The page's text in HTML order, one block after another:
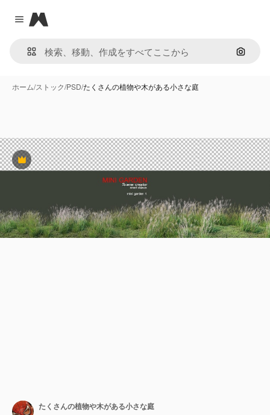
Close menu
Magnific
画像で
ホーム/ストック/PSD/たくさんの植物や木がある小さな庭
Premium
たくさんの植物や木がある小さな庭